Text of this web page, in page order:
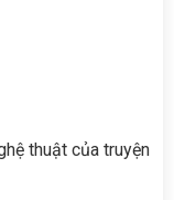
thuật của truyện